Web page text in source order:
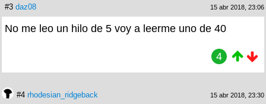
#3 daz08 15 abr 2018, 23:06
No me leo un hilo de 5 voy a leerme uno de 40
4
#4 rhodesian_ridgeback 15 abr 2018, 23:30